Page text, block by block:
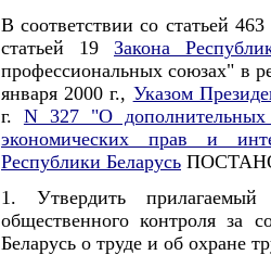
В соответствии со статьей 463
статьей 19 Закона
профессиональных союзах" в
января 2000 г., Указом
г. N 327 "О дополнительных
экономических прав и
Республики Беларусь
1. Утвердить прилагаемый
общественного контроля за
Беларусь о труде и об охране